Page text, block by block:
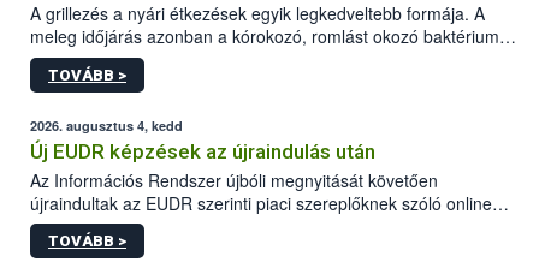
A grillezés a nyári étkezések egyik legkedveltebb formája. A
meleg időjárás azonban a kórokozó, romlást okozó baktériumok
gyorsabb szaporodásának is kedvez. A szabadtéri sütögetés
ezért nem csupán a megfelelő sütési technikáról szól: legalább
higiéniai szabályok betartása, a megfelelő hőkezelés, valamint a
maradékok szakszerű tárolása. A Nemzeti Élelmiszerlánc-
biztonsági Hivatal (Nébih) Oktatási Programja összegyűjtötte a
biztonságos grillezés legfontosabb tudnivalóit.
TOVÁBB >
2026. augusztus 4, kedd
Új EUDR képzések az újraindulás után
Az Információs Rendszer újbóli megnyitását követően
újraindultak az EUDR szerinti piaci szereplőknek szóló online
képzések.
TOVÁBB >